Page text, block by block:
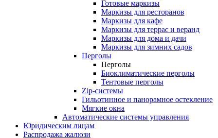
Готовые маркизы
Маркизы для ресторанов
Маркизы для кафе
Маркизы для террас и веранд
Маркизы для дома и дачи
Маркизы для зимних садов
Перголы
Перголы
Биоклиматические перголы
Тентовые перголы
Zip-системы
Гильотинное и панорамное остекление
Мягкие окна
Автоматические системы управления
Юридическим лицам
Распродажа жалюзи